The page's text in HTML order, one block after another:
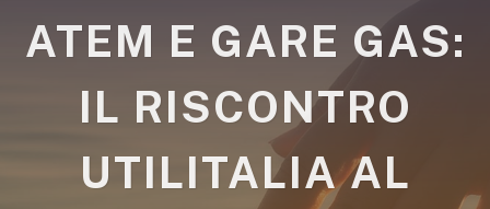
ATEM E GARE GAS:
IL RISCONTRO
UTILITALIA AL